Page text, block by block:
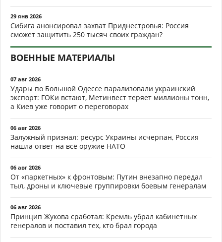
29 янв 2026
Сибига анонсировал захват Приднестровья: Россия
сможет защитить 250 тысяч своих граждан?
ВОЕННЫЕ МАТЕРИАЛЫ
07 авг 2026
Удары по Большой Одессе парализовали украинский
экспорт: ГОКи встают, Метинвест теряет миллионы тонн,
а Киев уже говорит о переговорах
06 авг 2026
Залужный признал: ресурс Украины исчерпан, Россия
нашла ответ на всё оружие НАТО
06 авг 2026
От «паркетных» к фронтовым: Путин внезапно передал
тыл, дроны и ключевые группировки боевым генералам
06 авг 2026
Принцип Жукова сработал: Кремль убрал кабинетных
генералов и поставил тех, кто брал города